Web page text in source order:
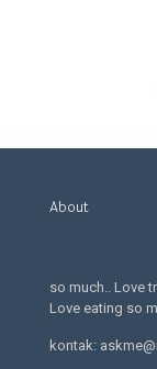
About
so much.. Love
Love eating so
kontak: